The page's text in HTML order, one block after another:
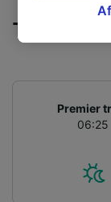
Trains de
Premier
06:25
cliquant
Vos
de traçage
pas vous
externes,